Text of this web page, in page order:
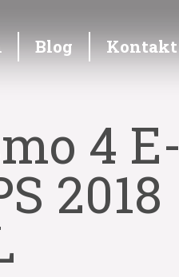
Blog Kontakt
4 E-
2018